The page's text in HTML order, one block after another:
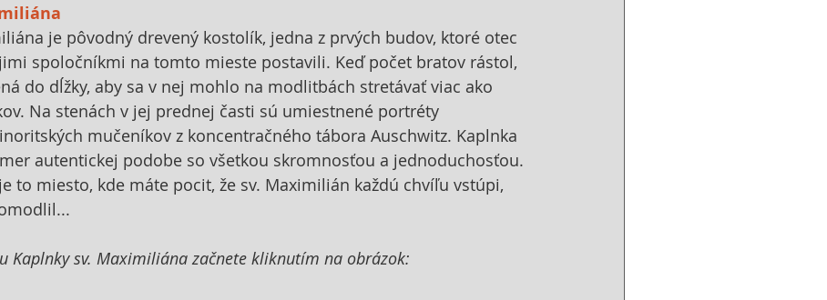
je pôvodný drevený kostolík, jedna z prvých budov, ktoré otec
spoločníkmi na tomto mieste postavili. Keď počet bratov rástol,
do dĺžky, aby sa v nej mohlo na modlitbách stretávať viac ako
Na stenách v jej prednej časti sú umiestnené portréty
mučeníkov z koncentračného tábora Auschwitz. Kaplnka
autentickej podobe so všetkou skromnosťou a jednoduchosťou.
to miesto, kde máte pocit, že sv. Maximilián každú chvíľu vstúpi,
Kaplnky sv. Maximiliána začnete kliknutím na obrázok: